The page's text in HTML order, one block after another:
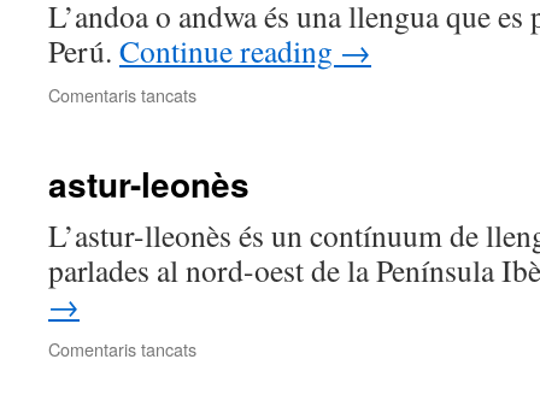
L’andoa o andwa és una llengua que
Perú. Continue reading →
Comentaris tancatsa
astur-leonès
L’astur-lleonès és un contínuum de
parlades al nord-oest de la Península
→
Comentaris tancatsa